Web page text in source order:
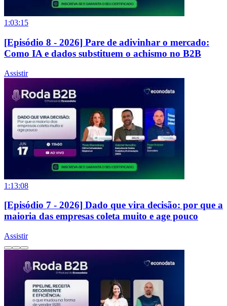
1:03:15
[Episódio 8 - 2026] Pare de adivinhar o mercado:
Como IA e dados substituem o achismo no B2B
Assistir
1:13:08
[Episódio 7 - 2026] Dado que vira decisão: por que a
maioria das empresas coleta muito e age pouco
Assistir